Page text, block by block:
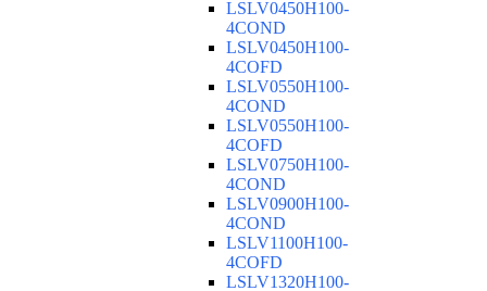
LSLV0450H100-
4COND
LSLV0450H100-
4COFD
LSLV0550H100-
4COND
LSLV0550H100-
4COFD
LSLV0750H100-
4COND
LSLV0900H100-
4COND
LSLV1100H100-
4COFD
LSLV1320H100-